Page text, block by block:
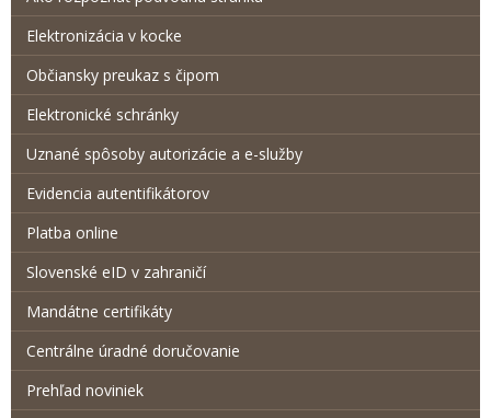
Elektronizácia v kocke
Občiansky preukaz s čipom
Elektronické schránky
Uznané spôsoby autorizácie a e-služby
Evidencia autentifikátorov
Platba online
Slovenské eID v zahraničí
Mandátne certifikáty
Centrálne úradné doručovanie
Prehľad noviniek